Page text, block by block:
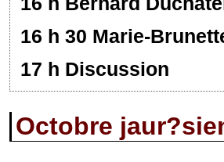
16 h 30 Marie-
17 h Discussion
Octobre